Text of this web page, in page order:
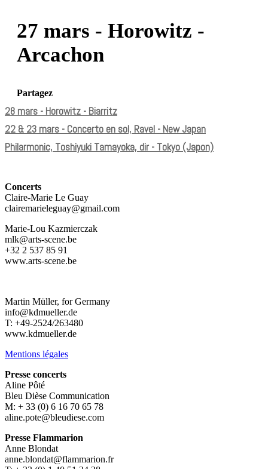
27 mars - Horowitz -
Arcachon
Partagez
28 mars - Horowitz - Biarritz
22 & 23 mars - Concerto en sol, Ravel - New Japan
Philarmonic, Toshiyuki Tamayoka, dir - Tokyo (Japon)
Concerts
Claire-Marie Le Guay
clairemarieleguay@gmail.com
Marie-Lou Kazmierczak
mlk@arts-scene.be
+32 2 537 85 91
www.arts-scene.be
Martin Müller, for Germany
info@kdmueller.de
T: +49-2524/263480
www.kdmueller.de
Mentions légales
Presse concerts
Aline Pôté
Bleu Dièse Communication
M: + 33 (0) 6 16 70 65 78
aline.pote@bleudiese.com
Presse Flammarion
Anne Blondat
anne.blondat@flammarion.fr